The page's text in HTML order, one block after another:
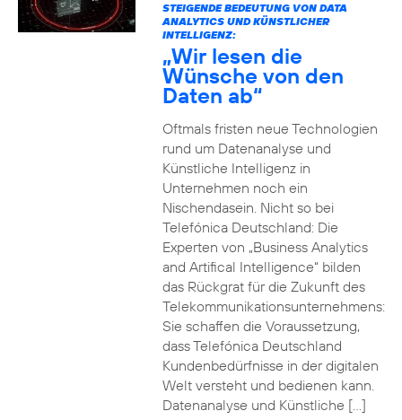
STEIGENDE BEDEUTUNG VON DATA
ANALYTICS UND KÜNSTLICHER
INTELLIGENZ:
„Wir lesen die
Wünsche von den
Daten ab“
Oftmals fristen neue Technologien
rund um Datenanalyse und
Künstliche Intelligenz in
Unternehmen noch ein
Nischendasein. Nicht so bei
Telefónica Deutschland: Die
Experten von „Business Analytics
and Artifical Intelligence“ bilden
das Rückgrat für die Zukunft des
Telekommunikationsunternehmens:
Sie schaffen die Voraussetzung,
dass Telefónica Deutschland
Kundenbedürfnisse in der digitalen
Welt versteht und bedienen kann.
Datenanalyse und Künstliche […]